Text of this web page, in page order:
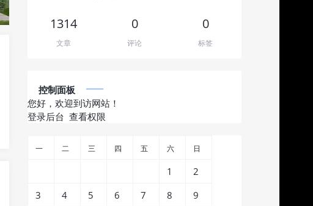
1314
文章
0
评论
0
标签
控制面板
您好，欢迎到访网站！
登录后台 查看权限
一 二 三 四 五 六 日
1
2
3
4 5 6 7 8
9